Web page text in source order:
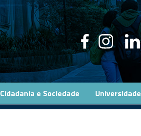
Cidadania e Sociedade Universidade